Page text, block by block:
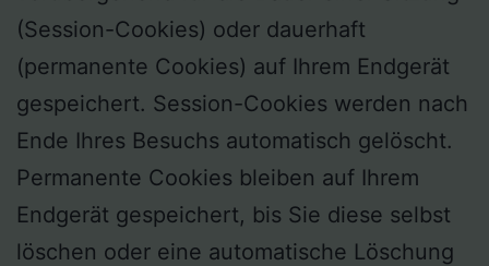
(Session-Cookies) oder dauerhaft
(permanente Cookies) auf Ihrem Endgerät
gespeichert. Session-Cookies werden nach
Ende Ihres Besuchs automatisch gelöscht.
Permanente Cookies bleiben auf Ihrem
Endgerät gespeichert, bis Sie diese selbst
löschen oder eine automatische Löschung